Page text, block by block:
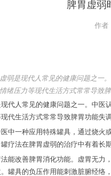
脾胃虚弱
作者
弱是现代人常见的健康问题之一
绪压力等现代生活方式常常导致
人常见的健康问题之一。中医认
代生活方式常常导致脾胃功能失
一种应用特殊罐具，通过烧火或
疗法在脾胃虚弱的治疗中有着长
改善脾胃消化功能。虚胃无力，
罐具的负压作用能刺激脏腑经络